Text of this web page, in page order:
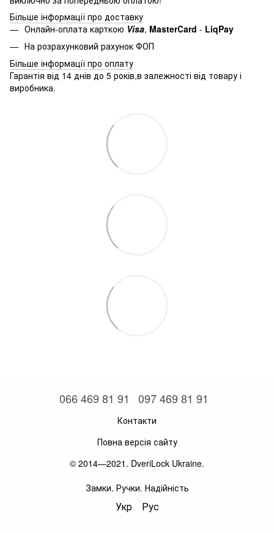
Більше інформації про доставку
Онлайн-оплата карткою Visa, MasterСard - LiqPay
На розрахунковий рахунок ФОП
Більше інформації про оплату
Гарантія від 14 днів до 5 років,в залежності від товару і
виробника.
066 469 81 91 097 469 81 91
Контакти
Повна версія сайту
© 2014—2021. DveriLock Ukraine.
Замки. Ручки. Надійність
Укр Рус